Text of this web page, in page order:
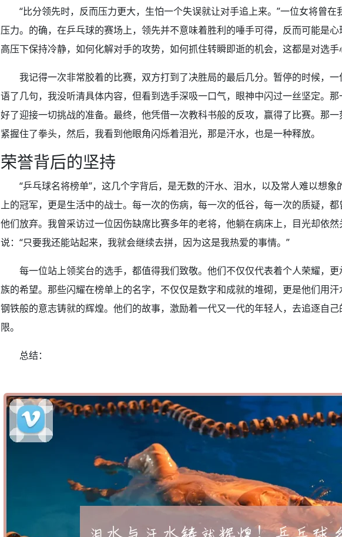
“比分领先时，反而压力更大，生怕一个失误就让对手追上来。”一位女将曾在
压力。的确，在乒乓球的赛场上，领先并不意味着胜利的唾手可得，反而可能是
高压下保持冷静，如何化解对手的攻势，如何抓住转瞬即逝的机会，这都是对选手
我记得一次非常胶着的比赛，双方打到了决胜局的最后几分。暂停的时候，
语了几句，我没听清具体内容，但看到选手深吸一口气，眼神中闪过一丝坚定。
好了迎接一切挑战的准备。最终，他凭借一次教科书般的反攻，赢得了比赛。那
紧握住了拳头，然后，我看到他眼角闪烁着泪光，那是汗水，也是一种释放。
荣誉背后的坚持
“乒乓球名将榜单”，这几个字背后，是无数的汗水、泪水，以及常人难以想象
上的冠军，更是生活中的战士。每一次的伤病，每一次的低谷，每一次的质疑，
他们放弃。我曾采访过一位因伤缺席比赛多年的老将，他躺在病床上，目光却依
说：“只要我还能站起来，我就会继续去拼，因为这是我热爱的事情。”
每一位站上领奖台的选手，都值得我们致敬。他们不仅仅代表着个人荣耀，
族的希望。那些闪耀在榜单上的名字，不仅仅是数字和成就的堆砌，更是他们用
钢铁般的意志铸就的辉煌。他们的故事，激励着一代又一代的年轻人，去追逐自
限。
总结：